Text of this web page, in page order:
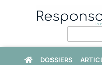
DOSSIERS